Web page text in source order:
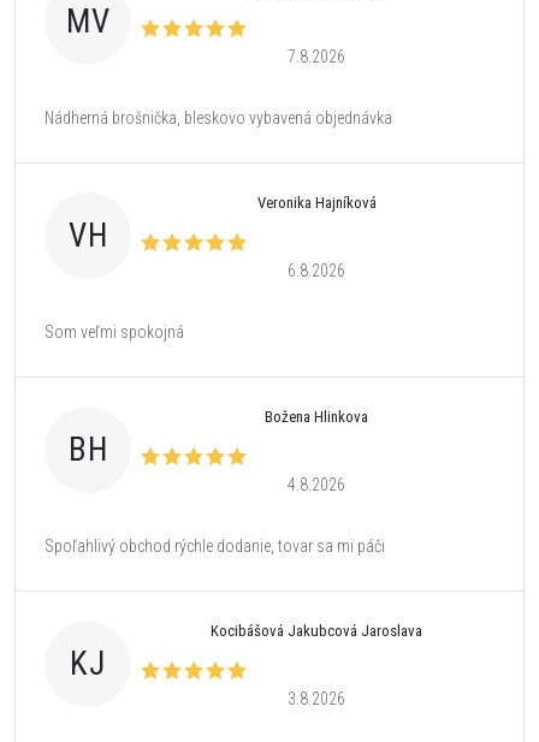
MV
7.8.2026
Nádherná brošnička, bleskovo vybavená objednávka
VH
Veronika Hajníková
6.8.2026
Som veľmi spokojná
BH
Božena Hlinkova
4.8.2026
Spoľahlivý obchod rýchle dodanie, tovar sa mi páči
KJ
Kocibášová Jakubcová Jaroslava
3.8.2026